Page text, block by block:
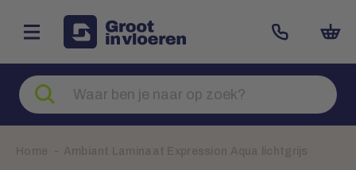
Zoeken
naar
producten
Home Ambiant Laminaat Expression Aqua lichtgrijs